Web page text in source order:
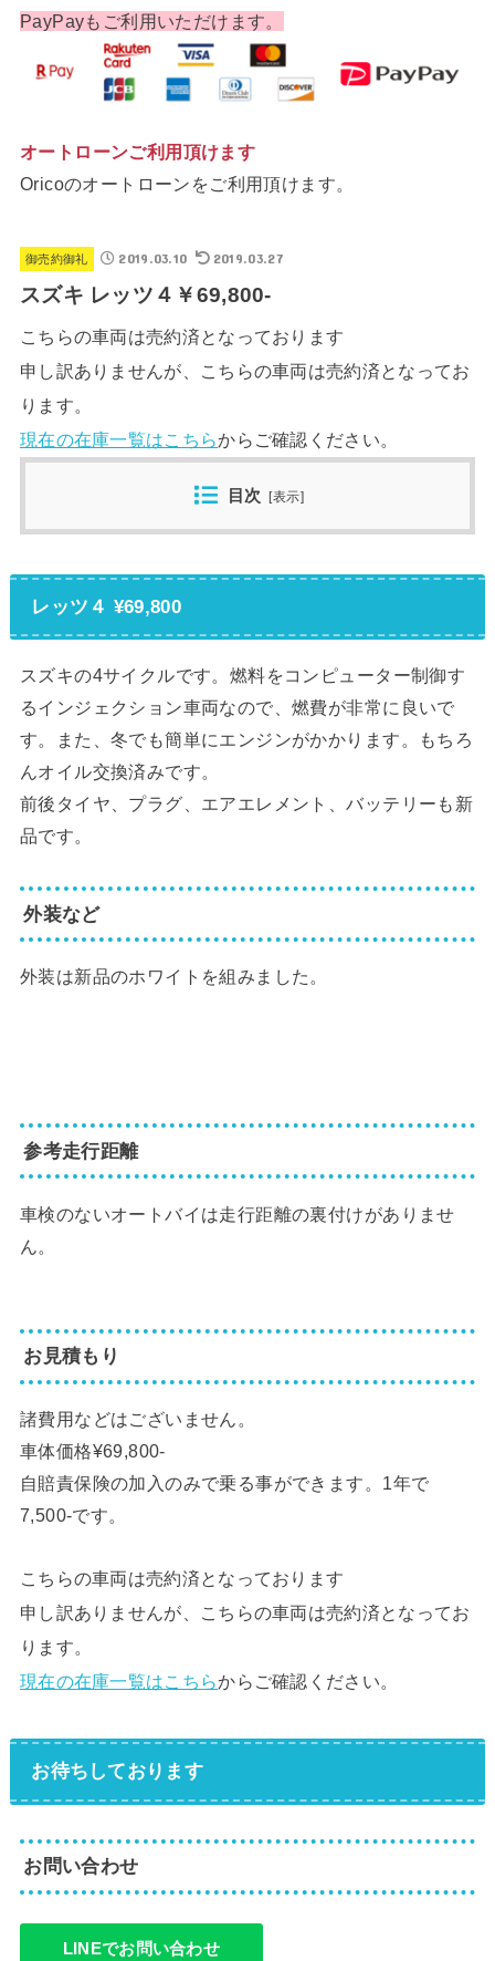
PayPayもご利用いただけます。
オートローンご利用頂けます
Oricoのオートローンをご利用頂けます。
御売約御礼 2019.03.10 2019.03.27
スズキ レッツ４￥69,800-
こちらの車両は売約済となっております
申し訳ありませんが、こちらの車両は売約済となってお
ります。
現在の在庫一覧はこちらからご確認ください。
目次 [表示]
レッツ４ ¥69,800
スズキの4サイクルです。燃料をコンピューター制御す
るインジェクション車両なので、燃費が非常に良いで
す。また、冬でも簡単にエンジンがかかります。もちろ
んオイル交換済みです。
前後タイヤ、プラグ、エアエレメント、バッテリーも新
品です。
外装など
外装は新品のホワイトを組みました。
参考走行距離
車検のないオートバイは走行距離の裏付けがありませ
ん。
お見積もり
諸費用などはございません。
車体価格¥69,800-
自賠責保険の加入のみで乗る事ができます。1年で
7,500-です。
こちらの車両は売約済となっております
申し訳ありませんが、こちらの車両は売約済となってお
ります。
現在の在庫一覧はこちらからご確認ください。
お待ちしております
お問い合わせ
LINEでお問い合わせ